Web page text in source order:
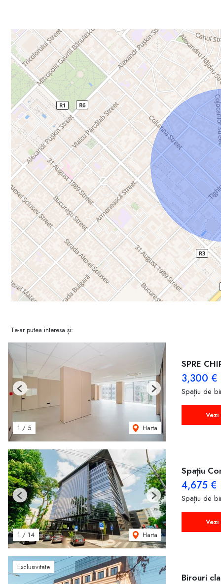
Te-ar putea interesa și:
1 / 5 Harta
Previous Next
SPRE
3,300 €
Spațiu de
Vezi
1 / 14 Harta
Previous Next
Spațiu
4,675 €
Spațiu de
Vezi
Exclusivitate
Birouri